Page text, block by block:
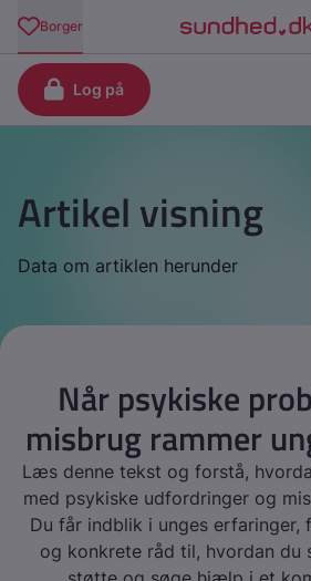
Artikel visning
Data om artiklen herunder
Når psykiske
misbrug rammer
Læs denne tekst og forstå,
med psykiske udfordringer og
Du får indblik i unges erfaringer,
og konkrete råd til, hvordan